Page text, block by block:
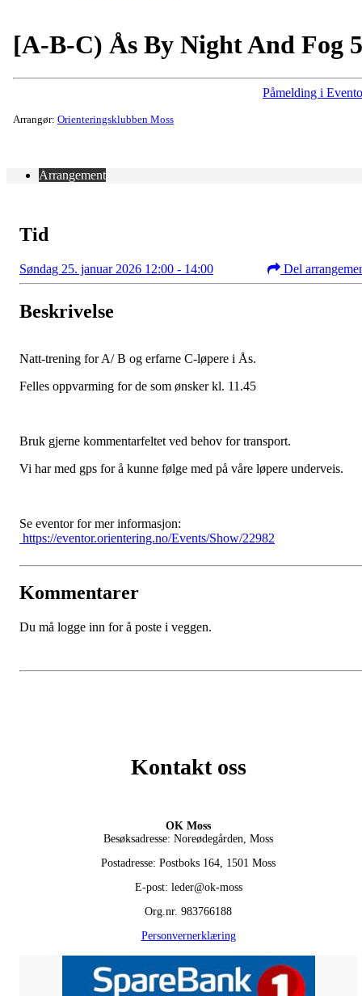
[A-B-C) Ås By Night And Fog 5
Arrangør: Orienteringsklubben Moss
Påmelding i
Arrangement
Tid
Søndag 25. januar 2026 12:00 - 14:00 Del
Beskrivelse
Natt-trening for A/ B og erfarne C-løpere i Ås.
Felles oppvarming for de som ønsker kl. 11.45
Bruk gjerne kommentarfeltet ved behov for transport.
Vi har med gps for å kunne følge med på våre løpere underveis.
Se eventor for mer informasjon:
https://eventor.orientering.no/Events/Show/22982
Kommentarer
Du må logge inn for å poste i veggen.
Kontakt oss
OK Moss
Besøksadresse: Noreødegården, Moss
Postadresse: Postboks 164, 1501 Moss
E-post: leder@ok-moss
Org.nr. 983766188
Personvernerklæring